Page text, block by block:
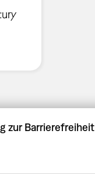
zur Barrierefreiheit